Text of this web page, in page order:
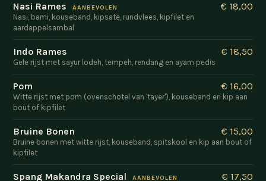
Nasi Rames AANBEVOLEN € 18,00
Nasi, bami, kouseband, kipsate, rundvlees, kipfilet en
aardappelsambal
Indo Rames € 18,50
Gele rijst met sayur lodeh, tempeh, rendang en ayam pedis
Pom € 16,00
Witte rijst met pom (ovenschotel van 'tayer'), kouseband en kip aan
bout of kipfilet
Bruine Bonen € 15,00
Bruine bonen met witte rijst, kouseband, spitskool en kip aan bout of
kipfilet
Spang Makandra Special AANBEVOLEN € 17,50